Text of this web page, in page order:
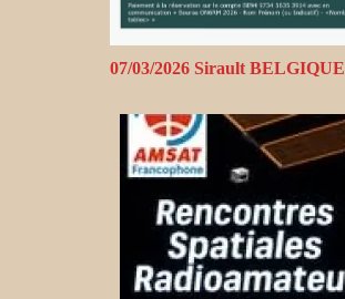
07/03/2026 Sirault BELGIQUE